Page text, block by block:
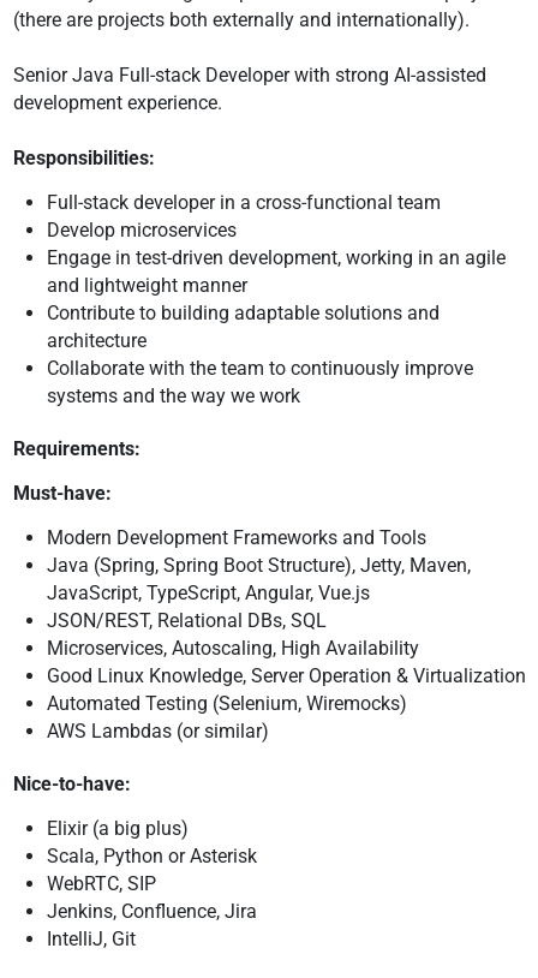
(there are projects both externally and internationally).
Senior Java Full-stack Developer with strong AI-assisted
development experience.
Responsibilities:
⁠Full-stack developer in a cross-functional team
⁠Develop microservices
⁠Engage in test-driven development, working in an agile
and lightweight manner
⁠Contribute to building adaptable solutions and
architecture
⁠Collaborate with the team to continuously improve
systems and the way we work
Requirements:
Must-have:
Modern Development Frameworks and Tools
Java (Spring, Spring Boot Structure), Jetty, Maven,
JavaScript, TypeScript, Angular, Vue.js
JSON/REST, Relational DBs, SQL
Microservices, Autoscaling, High Availability
Good Linux Knowledge, Server Operation & Virtualization
Automated Testing (Selenium, Wiremocks)
AWS Lambdas (or similar)
Nice-to-have:
Elixir (a big plus)
Scala, Python or Asterisk
⁠WebRTC, SIP
Jenkins, Confluence, Jira
IntelliJ, Git